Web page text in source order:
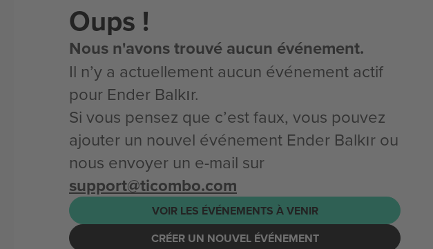
Oups !
Nous n'avons trouvé aucun événement.
Il n’y a actuellement aucun événement actif
pour Ender Balkır.
Si vous pensez que c’est faux, vous pouvez
ajouter un nouvel événement Ender Balkır ou
nous envoyer un e-mail sur
support@ticombo.com
VOIR LES ÉVÉNEMENTS À VENIR
CRÉER UN NOUVEL ÉVÉNEMENT